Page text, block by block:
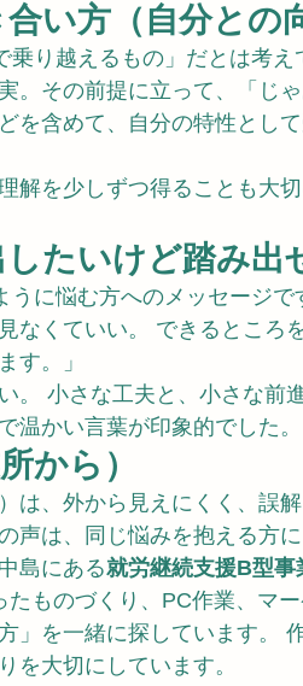
い方（自分との
り越えるもの」だとは考え
。その前提に立って、「じ
を含めて、自分の特性とし
解を少しずつ得ることも大
たいけど踏み出
に悩む方へのメッセージで
なくていい。 できるとこ
す。」
。 小さな工夫と、小さな前
かい言葉が印象的でした。
から）
は、外から見えにくく、誤
声は、同じ悩みを抱える方
島にある就労継続支援B型事
たものづくり、PC作業、マ
」を一緒に探しています。
を大切にしています。